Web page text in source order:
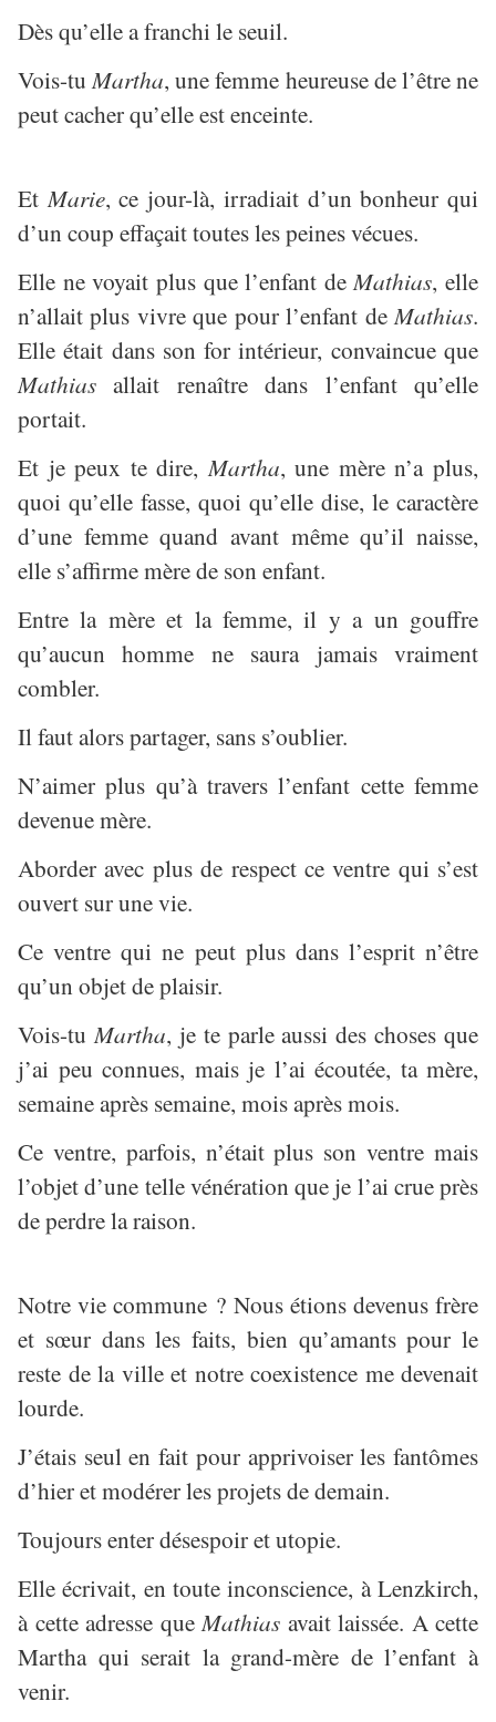
Dès qu’elle a franchi le seuil.
Vois-tuMartha, une femme heureuse de l’être ne
peut cacher qu’elle est enceinte.
EtMarie, ce jour-là, irradiait d’un bonheur qui
d’un coup effaçait toutes les peines vécues.
Elle ne voyait plus que l’enfant deMathias, elle
n’allait plus vivre que pour l’enfant deMathias.
Elle était dans son for intérieur, convaincue que
Mathias allait renaître dans l’enfant qu’elle
portait.
Et je peux te dire,Martha, une mère n’a plus,
quoi qu’elle fasse, quoi qu’elle dise, le caractère
d’une femme quand avant même qu’il naisse,
elle s’affirme mère de son enfant.
Entre la mère et la femme, il y a un gouffre
qu’aucun homme ne saura jamais vraiment
combler.
Il faut alors partager, sans s’oublier.
N’aimer plus qu’à travers l’enfant cette femme
devenue mère.
Aborder avec plus de respect ce ventre qui s’est
ouvert sur une vie.
Ce ventre qui ne peut plus dans l’esprit n’être
qu’un objet de plaisir.
Vois-tuMartha, je te parle aussi des choses que
j’ai peu connues, mais je l’ai écoutée, ta mère,
semaine après semaine, mois après mois.
Ce ventre, parfois, n’était plus son ventre mais
l’objet d’une telle vénération que je l’ai crue près
de perdre la raison.
Notre vie commune ? Nous étions devenus frère
et sœur dans les faits, bien qu’amants pour le
reste de la ville et notre coexistence me devenait
lourde.
J’étais seul en fait pour apprivoiser les fantômes
d’hier et modérer les projets de demain.
Toujours enter désespoir et utopie.
Elle écrivait, en toute inconscience, à Lenzkirch,
à cette adresse queMathias avait laissée. A cette
Martha qui serait la grand-mère de l’enfant à
venir.